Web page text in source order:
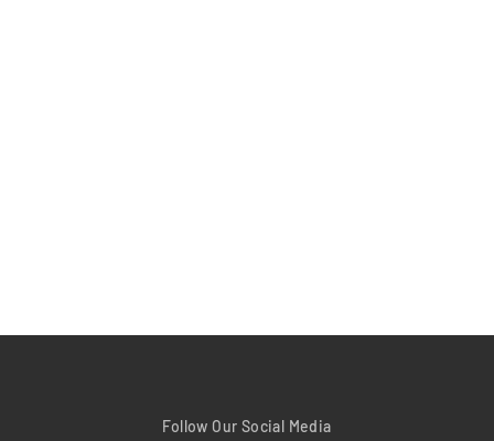
Follow Our Social Media